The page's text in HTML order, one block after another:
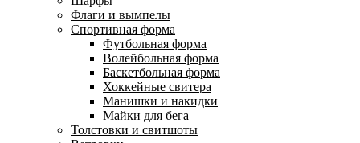
Флаги и вымпелы
Спортивная форма
Футбольная форма
Волейбольная форма
Баскетбольная форма
Хоккейные свитера
Манишки и накидки
Майки для бега
Толстовки и свитшоты